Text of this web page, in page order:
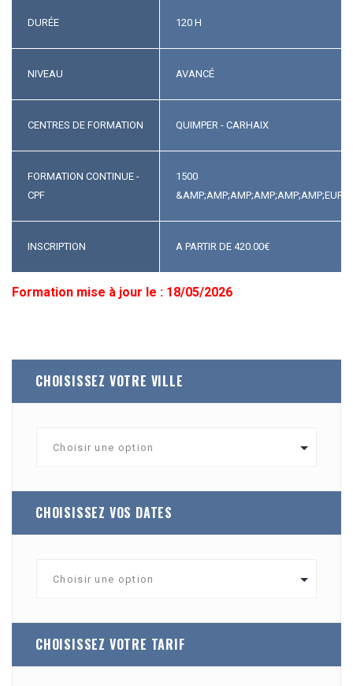
DURÉE 120 H
NIVEAU AVANCÉ
CENTRES DE FORMATION QUIMPER - CARHAIX
FORMATION CONTINUE -
CPF
1500
&AMP;AMP;AMP;AMP;AMP;AMP;EURO;
INSCRIPTION A PARTIR DE420.00€
Formation mise à jour le : 18/05/2026
CHOISISSEZ VOTRE VILLE
CHOISISSEZ VOS DATES
CHOISISSEZ VOTRE TARIF